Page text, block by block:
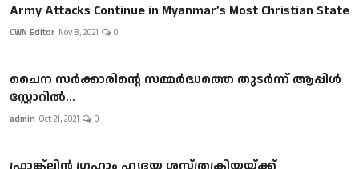
Army Attacks Continue in Myanmar’s Most Christian State
CWN Editor Nov 8, 2021 0
ചൈന സർക്കാരിന്റെ സമ്മർദ്ധത്തെ തുടർന്ന് ആപ്പിൾ
സ്റ്റോറിൽ...
admin Oct 21, 2021 0